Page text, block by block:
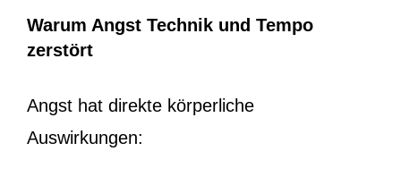
Warum Angst Technik und Tempo
zerstört
Angst hat direkte körperliche
Auswirkungen: